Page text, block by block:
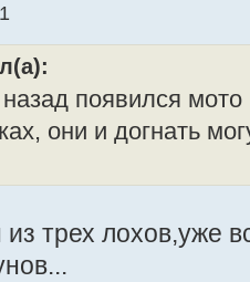
появился
они и догнать
из трех лохов,уже